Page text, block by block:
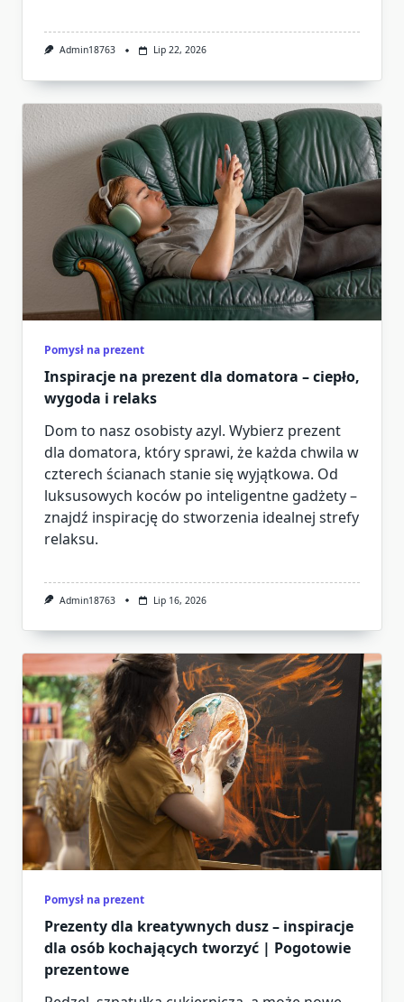
Admin18763 Lip 22, 2026
Pomysł na prezent
Inspiracje na prezent dla domatora – ciepło,
wygoda i relaks
Dom to nasz osobisty azyl. Wybierz prezent
dla domatora, który sprawi, że każda chwila w
czterech ścianach stanie się wyjątkowa. Od
luksusowych koców po inteligentne gadżety –
znajdź inspirację do stworzenia idealnej strefy
relaksu.
Admin18763 Lip 16, 2026
Pomysł na prezent
Prezenty dla kreatywnych dusz – inspiracje
dla osób kochających tworzyć | Pogotowie
prezentowe